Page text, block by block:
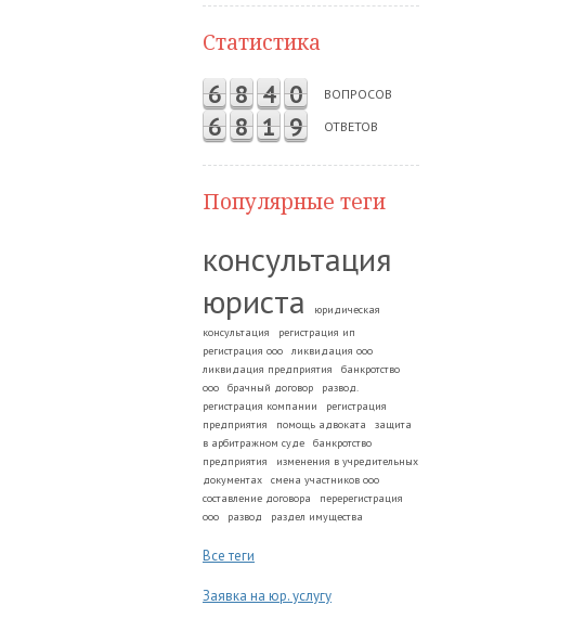
Статистика
6 8 4 0 ВОПРОСОВ
6 8 1 9 ОТВЕТОВ
Популярные теги
консультация
юриста
юридическая
консультация
регистрация ип
регистрация ооо
ликвидация ооо
ликвидация предприятия
банкротство
ооо
брачный договор
развод.
регистрация компании
регистрация
предприятия
помощь адвоката
защита
в арбитражном суде
банкротство
предприятия
изменения в учредительных
документах
смена участников ооо
составление договора
перерегистрация
ооо
развод раздел имущества
Все теги
Заявка на юр. услугу